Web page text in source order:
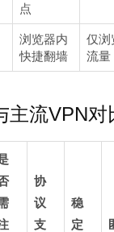
点
浏览器内
快捷翻墙
仅浏
流量
主流VPN对
协
议
支
稳
定